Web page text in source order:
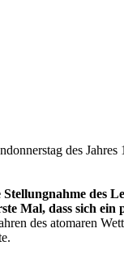
des Jahres
des
Mal, dass sich
des atomaren